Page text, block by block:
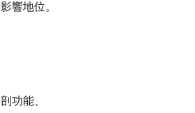
響地位。
功能、